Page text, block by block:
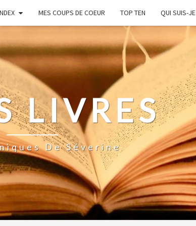
MES COUPS DE COEUR TOP TEN QUI SUIS-JE
LIVRES
De Séverine